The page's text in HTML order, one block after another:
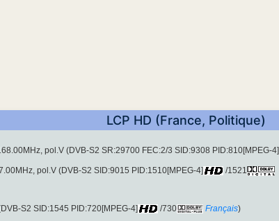
LCP HD (France, Politique)
pol.V (DVB-S2 SR:29700 FEC:2/3 SID:9308 PID:810[MPEG-4]
pol.V (DVB-S2 SID:9015 PID:1510[MPEG-4]
/1521
S2 SID:1545 PID:720[MPEG-4] /730 Français)